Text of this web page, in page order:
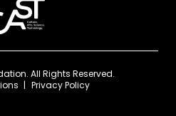
All Rights Reserved.
Privacy Policy